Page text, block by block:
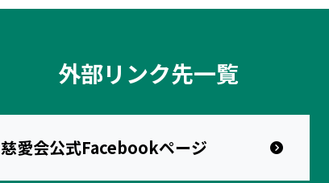
外部リンク先一覧
慈愛会公式Facebookページ